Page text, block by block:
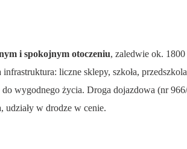
i spokojnym otoczeniu, zaledwie ok. 1800
liczne sklepy, szkoła,
do wygodnego życia. Droga dojazdowa (nr
udziały w drodze w cenie.